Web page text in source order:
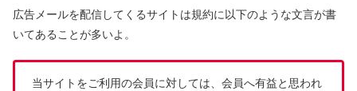
広告メールを配信してくるサイトは規約に以下のような文言が書
いてあることが多いよ。
当サイトをご利用の会員に対しては、会員へ有益と思われ